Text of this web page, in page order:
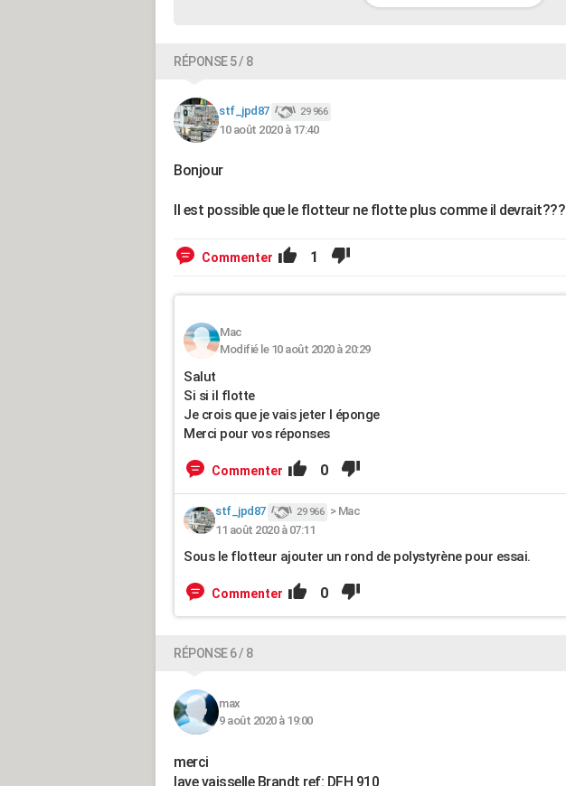
RÉPONSE 5 / 8
stf_jpd87 29 966
10 août 2020 à 17:40
Bonjour
Il est possible que le flotteur ne flotte plus comme il devrait???
Commenter 1
Mac
Modifié le 10 août 2020 à 20:29
Salut
Si si il flotte
Je crois que je vais jeter l éponge
Merci pour vos réponses
Commenter 0
stf_jpd87 29 966 > Mac
11 août 2020 à 07:11
Sous le flotteur ajouter un rond de polystyrène pour essai.
Commenter 0
RÉPONSE 6 / 8
max
9 août 2020 à 19:00
merci
lave vaisselle Brandt ref: DFH 910